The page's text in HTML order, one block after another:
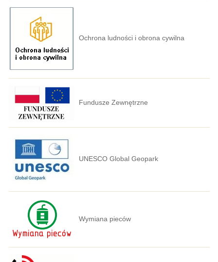
Ochrona ludności i obrona cywilna
Fundusze Zewnętrzne
UNESCO Global Geopark
Wymiana pieców